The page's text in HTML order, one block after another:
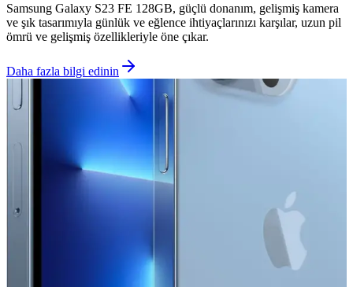
Samsung Galaxy S23 FE 128GB, güçlü donanım, gelişmiş kamera
ve şık tasarımıyla günlük ve eğlence ihtiyaçlarınızı karşılar, uzun pil
ömrü ve gelişmiş özellikleriyle öne çıkar.
Daha fazla bilgi edinin